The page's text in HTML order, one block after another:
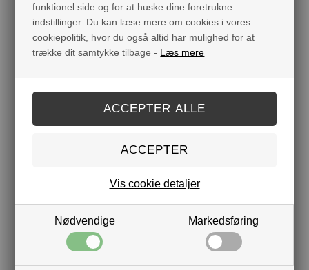
funktionel side og for at huske dine foretrukne
indstillinger. Du kan læse mere om cookies i vores
cookiepolitik, hvor du også altid har mulighed for at
trække dit samtykke tilbage - Læs mere
Nødvendige Markedsføring
Vis cookie detaljer
Q8: Hvilke typer olier indeholder Badeanstaltens
produkter?
Q9: Indeholder Badeanstaltens produkter
Q10: Er der farvestoffer i Badeanstaltens
lauryl sulfat (SLS) og Sodium laureth sulfat (SLES)?
Q13: Indeholder Badeanstaltens produkter
parabener?